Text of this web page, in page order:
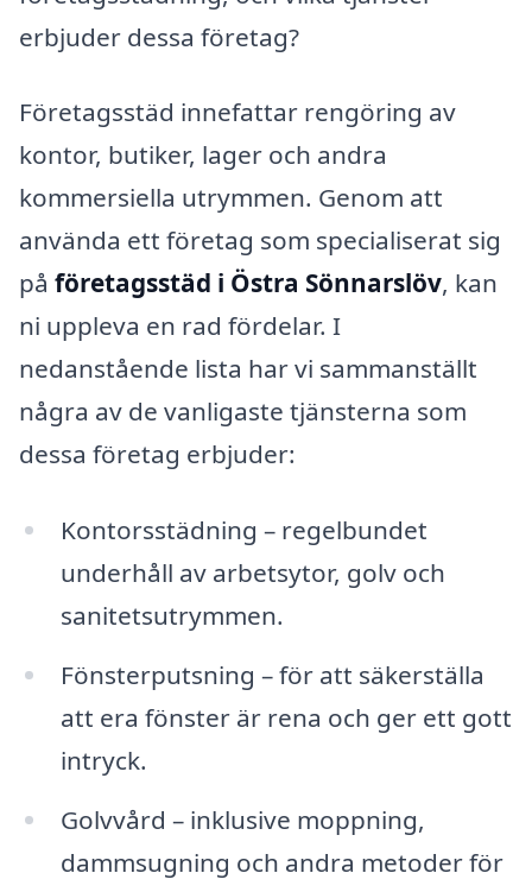
erbjuder dessa företag?
Företagsstäd innefattar rengöring av
kontor, butiker, lager och andra
kommersiella utrymmen. Genom att
använda ett företag som specialiserat sig
på företagsstäd i Östra Sönnarslöv, kan
ni uppleva en rad fördelar. I
nedanstående lista har vi sammanställt
några av de vanligaste tjänsterna som
dessa företag erbjuder:
Kontorsstädning – regelbundet
underhåll av arbetsytor, golv och
sanitetsutrymmen.
Fönsterputsning – för att säkerställa
att era fönster är rena och ger ett gott
intryck.
Golvvård – inklusive moppning,
dammsugning och andra metoder för